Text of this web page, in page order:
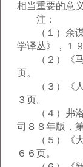
相当重要的意义
注：
（１）余谋
学译丛》，１
（２）《马
页。
（３）《人
３页。
（４）弗洛
司８８年版，
（５）《大
６６页。